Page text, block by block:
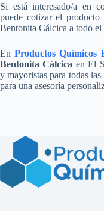
Si está interesado/a en
puede cotizar el producto
Bentonita Cálcica a todo el
EnProductos Químicos
Bentonita Cálcica en El
y mayoristas para todas
para una asesoría